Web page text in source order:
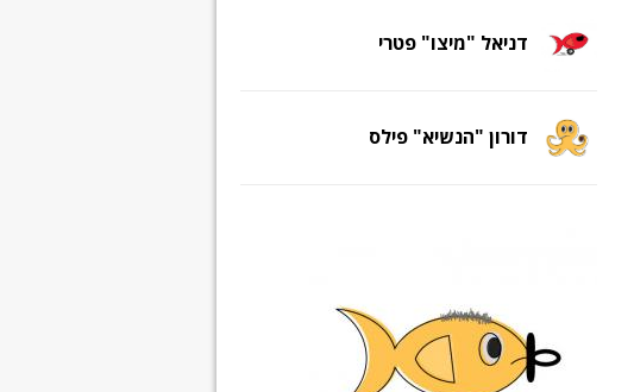
דניאל "מיצו" פטרי
דורון "הנשיא" פילס